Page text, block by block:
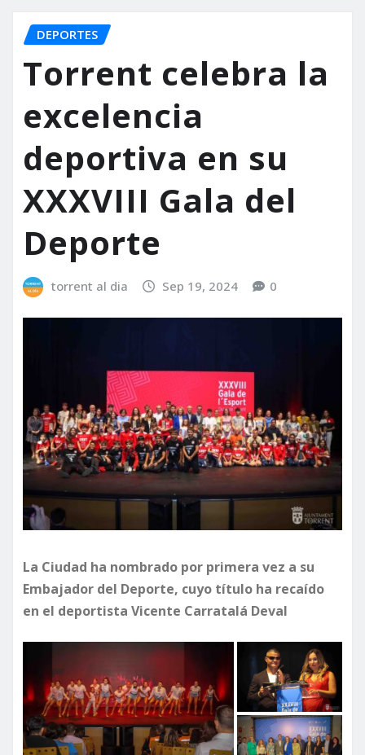
DEPORTES
Torrent celebra la
excelencia
deportiva en su
XXXVIII Gala del
Deporte
torrent al dia Sep 19, 2024 0
La Ciudad ha nombrado por primera vez a su
Embajador del Deporte, cuyo título ha recaído
en el deportista Vicente Carratalá Deval